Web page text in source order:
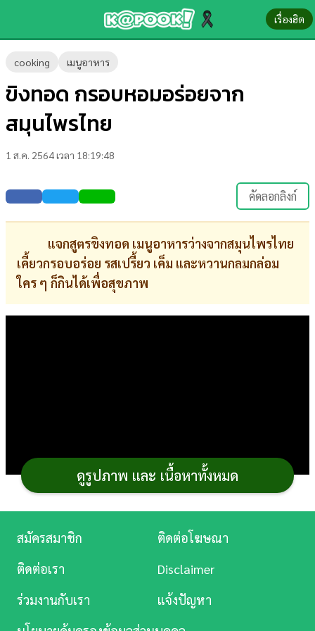
เรื่องฮิต
cooking เมนูอาหาร
ขิงทอด กรอบหอมอร่อยจาก
สมุนไพรไทย
1 ส.ค. 2564 เวลา 18:19:48
คัดลอกลิงก์
แจกสูตรขิงทอด เมนูอาหารว่างจากสมุนไพรไทย
เคี้ยวกรอบอร่อย รสเปรี้ยว เค็ม และหวานกลมกล่อม
ใคร ๆ ก็กินได้เพื่อสุขภาพ
จากที่เคยจับขิงมาทำ อาหารหรือเครื่องดื่ม
ดูรูปภาพ และ เนื้อหาทั้งหมด
ข่าว-
ความ
รู้
ข่าว
บันเทิง
ตรวจ
ผล
บอล
สด
ดู
Music
สมัครสมาชิก
ติดต่อโฆษณา
ติดต่อเรา
Disclaimer
ร่วมงานกับเรา
แจ้งปัญหา